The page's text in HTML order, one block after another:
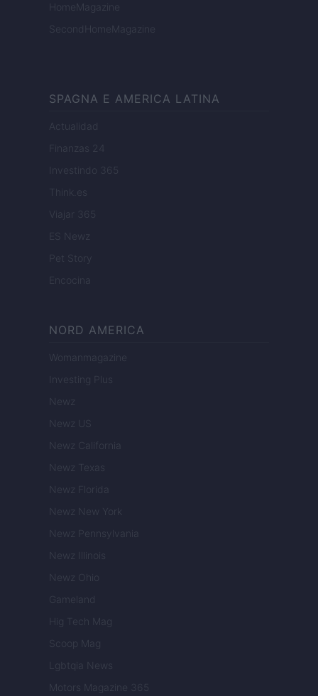
HomeMagazine
SecondHomeMagazine
SPAGNA E AMERICA LATINA
Actualidad
Finanzas 24
Investindo 365
Think.es
Viajar 365
ES Newz
Pet Story
Encocina
NORD AMERICA
Womanmagazine
Investing Plus
Newz
Newz US
Newz California
Newz Texas
Newz Florida
Newz New York
Newz Pennsylvania
Newz Illinois
Newz Ohio
Gameland
Hig Tech Mag
Scoop Mag
Lgbtqia News
Motors Magazine 365